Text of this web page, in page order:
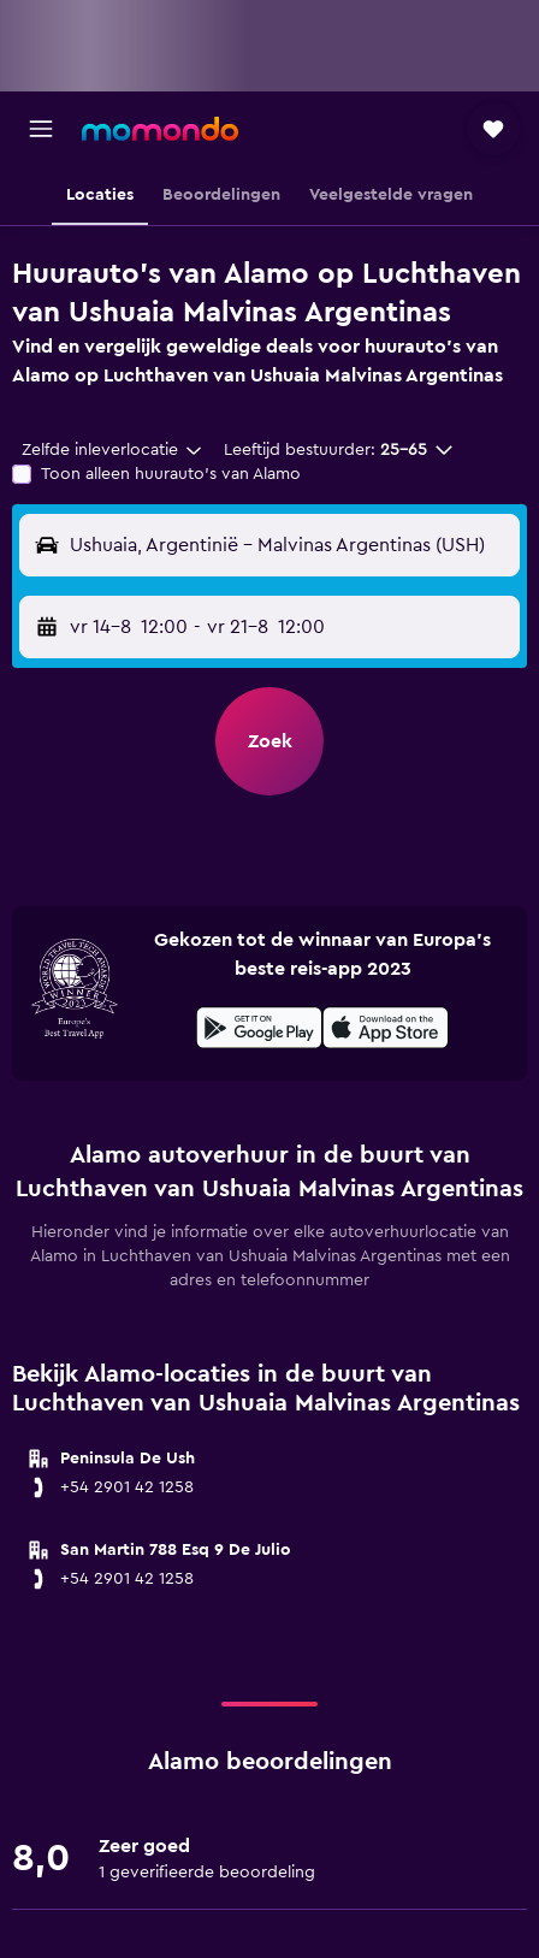
Locaties Beoordelingen Veelgestelde vragen
Huurauto's van Alamo op Luchthaven
van Ushuaia Malvinas Argentinas
Vind en vergelijk geweldige deals voor huurauto's van
Alamo op Luchthaven van Ushuaia Malvinas Argentinas
Zelfde inleverlocatie Leeftijd bestuurder: 25-65
Toon alleen huurauto's van Alamo
Ushuaia, Argentinië - Malvinas Argentinas (USH)
vr 14-8 12:00 - vr 21-8 12:00
Zoek
Gekozen tot de winnaar van Europa's
beste reis-app 2023
Alamo autoverhuur in de buurt van
Luchthaven van Ushuaia Malvinas Argentinas
Hieronder vind je informatie over elke autoverhuurlocatie van
Alamo in Luchthaven van Ushuaia Malvinas Argentinas met een
adres en telefoonnummer
Bekijk Alamo-locaties in de buurt van
Luchthaven van Ushuaia Malvinas Argentinas
Peninsula De Ush
+54 2901 42 1258
San Martin 788 Esq 9 De Julio
+54 2901 42 1258
Alamo beoordelingen
8,0 Zeer goed
1 geverifieerde beoordeling